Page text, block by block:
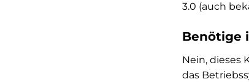
3.0 (auch
Benötige
Nein, dieses
das